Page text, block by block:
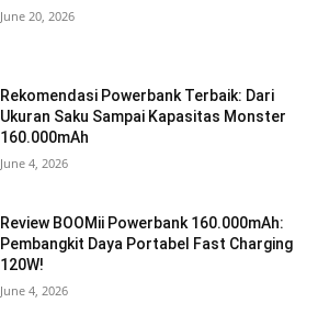
June 20, 2026
Rekomendasi Powerbank Terbaik: Dari
Ukuran Saku Sampai Kapasitas Monster
160.000mAh
June 4, 2026
Review BOOMii Powerbank 160.000mAh:
Pembangkit Daya Portabel Fast Charging
120W!
June 4, 2026